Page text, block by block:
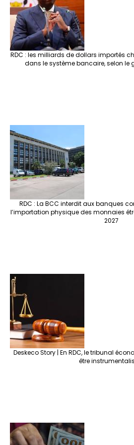
RDC : les milliards de dollars importés
dans le système bancaire, selon le
RDC : La BCC interdit aux banques
l’importation physique des monnaies
2027
Deskeco Story | En RDC, le tribunal
être